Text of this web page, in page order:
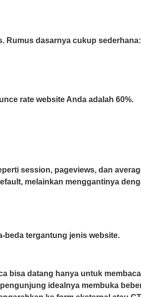
Rumus dasarnya cukup sederhana:
rate website Anda adalah 60%.
session, pageviews, dan
melainkan menggantinya
beda tergantung jenis website.
bisa datang hanya untuk
idealnya membuka